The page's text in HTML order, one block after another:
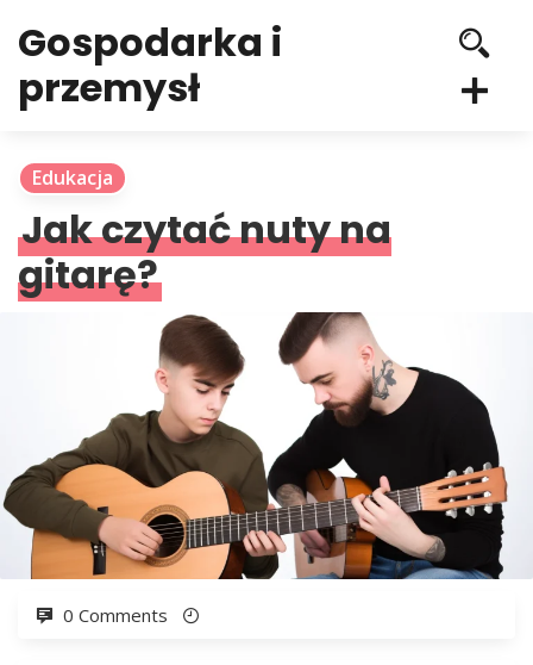
Gospodarka i
przemysł
Edukacja
Jak czytać nuty na
gitarę?
0 Comments